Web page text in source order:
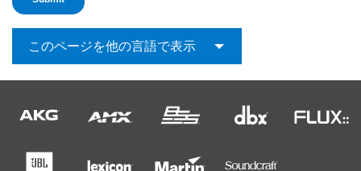
このページを他の言語で表示